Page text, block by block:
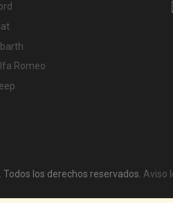
Romeo
los derechos reservados. Aviso